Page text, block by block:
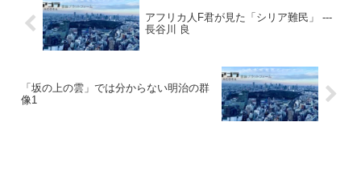
アフリカ人F君が見た「シリア難民」 ---
長谷川 良
「坂の上の雲」では分からない明治の群
像1